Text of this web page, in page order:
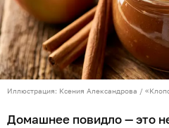
Иллюстрация: Ксения Александрова /
Домашнее повидло — это